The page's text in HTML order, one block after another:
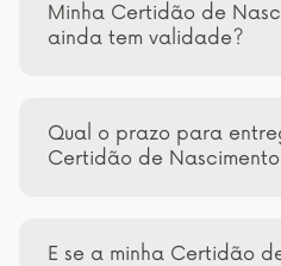
Minha Certidão de
ainda tem validade?
Qual o prazo para
Certidão de
E se a minha Certidão